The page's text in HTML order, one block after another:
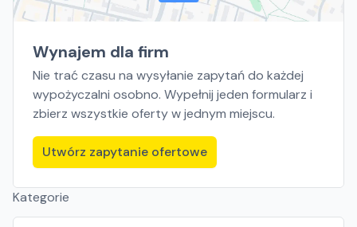
Wynajem dla firm
Nie trać czasu na wysyłanie zapytań do każdej
wypożyczalni osobno. Wypełnij jeden formularz i
zbierz wszystkie oferty w jednym miejscu.
Utwórz zapytanie ofertowe
Kategorie